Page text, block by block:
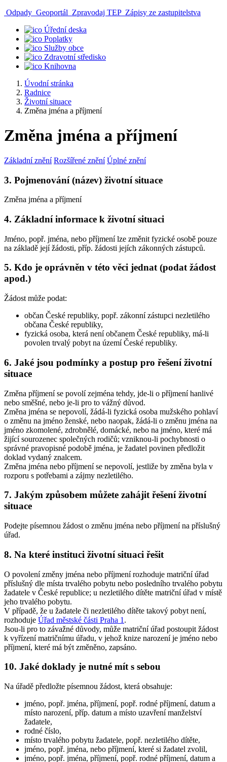
Odpady Geoportál Zpravodaj TEP Zápisy ze zastupitelstva
Úřední deska
Poplatky
Služby obce
Zdravotní středisko
Knihovna
Úvodní stránka
Radnice
Životní situace
Změna jména a příjmení
Změna jména a příjmení
Základní znění Rozšířené znění Úplné znění
3. Pojmenování (název) životní situace
Změna jména a příjmení
4. Základní informace k životní situaci
Jméno, popř. jména, nebo příjmení lze změnit fyzické osobě pouze
na základě její žádosti, příp. žádosti jejích zákonných zástupců.
5. Kdo je oprávněn v této věci jednat (podat žádost
apod.)
Žádost může podat:
občan České republiky, popř. zákonní zástupci nezletilého
občana České republiky,
fyzická osoba, která není občanem České republiky, má-li
povolen trvalý pobyt na území České republiky.
6. Jaké jsou podmínky a postup pro řešení životní
situace
Změna příjmení se povolí zejména tehdy, jde-li o příjmení hanlivé
nebo směšné, nebo je-li pro to vážný důvod.
Změna jména se nepovolí, žádá-li fyzická osoba mužského pohlaví
o změnu na jméno ženské, nebo naopak, žádá-li o změnu jména na
jméno zkomolené, zdrobnělé, domácké, nebo na jméno, které má
žijící sourozenec společných rodičů; vzniknou-li pochybnosti o
správné pravopisné podobě jména, je žadatel povinen předložit
doklad vydaný znalcem.
Změna jména nebo příjmení se nepovolí, jestliže by změna byla v
rozporu s potřebami a zájmy nezletilého.
7. Jakým způsobem můžete zahájit řešení životní
situace
Podejte písemnou žádost o změnu jména nebo příjmení na příslušný
úřad.
8. Na které instituci životní situaci řešit
O povolení změny jména nebo příjmení rozhoduje matriční úřad
příslušný dle místa trvalého pobytu nebo posledního trvalého pobytu
žadatele v České republice; u nezletilého dítěte matriční úřad v místě
jeho trvalého pobytu.
V případě, že u žadatele či nezletilého dítěte takový pobyt není,
rozhoduje Úřad městské části Praha 1 .
Jsou-li pro to závažné důvody, může matriční úřad postoupit žádost
k vyřízení matričnímu úřadu, v jehož knize narození je jméno nebo
příjmení, které má být změněno, zapsáno.
10. Jaké doklady je nutné mít s sebou
Na úřadě předložte písemnou žádost, která obsahuje:
jméno, popř. jména, příjmení, popř. rodné příjmení, datum a
místo narození, příp. datum a místo uzavření manželství
žadatele,
rodné číslo,
místo trvalého pobytu žadatele, popř. nezletilého dítěte,
jméno, popř. jména, nebo příjmení, které si žadatel zvolil,
jméno, popř. jména, příjmení, popř. rodné příjmení, datum a